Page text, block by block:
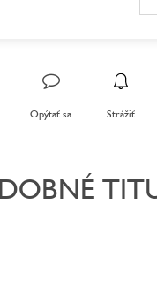
Opýtať sa Strážiť